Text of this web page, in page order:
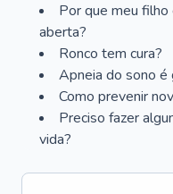
Por que meu
aberta?
Ronco tem cura?
Apneia do sono é
Como prevenir
Preciso fazer
vida?